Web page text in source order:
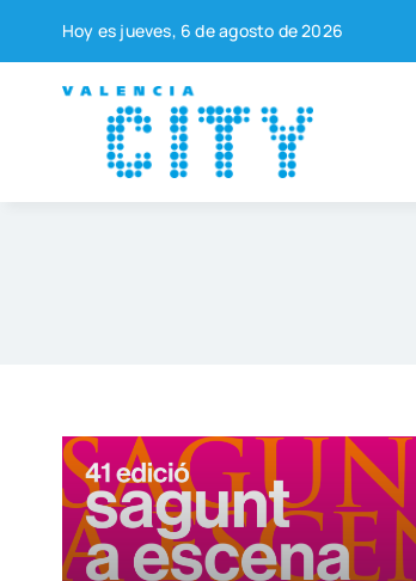
contenido
Hoy es jue­ves, 6 de agos­to de 2026